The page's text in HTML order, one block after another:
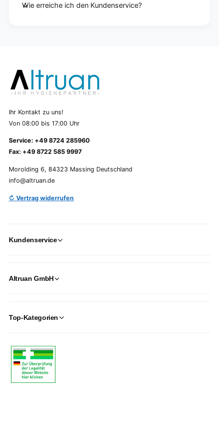
Wie erreiche ich den Kundenservice?
Ihr Kontakt zu uns!
Von 08:00 bis 17:00 Uhr
Service: +49 8724 285960
Fax: +49 8722 585 9997
Morolding 6, 84323 Massing Deutschland
info@altruan.de
↻ Vertrag widerrufen
Kundenservice
Altruan GmbH
Top-Kategorien